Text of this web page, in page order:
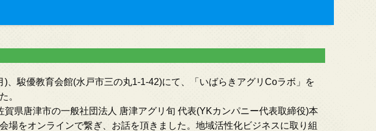
)、駿優教育会館(水戸市三の丸1-1-42)にて、「いばらきアグリCoラボ」を
。
賀県唐津市の一般社団法人 唐津アグリ旬 代表(YKカンパニー代表取締役)本
場をオンラインで繋ぎ、お話を頂きました。地域活性化ビジネスに取り組